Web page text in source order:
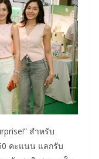
สำหรับ
คะแนน แลกรับ